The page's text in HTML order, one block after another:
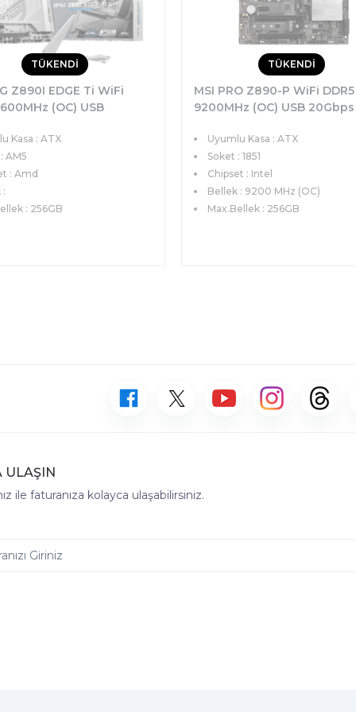
Z890I EDGE Ti WiFi
(OC) USB
5G LAN WiFi 7 mini
1851
Kasa : ATX
AM5
: Amd
:
: 256GB
TÜKENDİ
MSI PRO Z890-P WiFi DDR5
9200MHz (OC) USB 20Gbps
5G LAN WiFi 7 ATX Soket
Uyumlu Kasa : ATX
Soket : 1851
Chipset : Intel
Bellek : 9200 MHz (OC)
Max.Bellek : 256GB
TÜKENDİ
ULAŞIN
ile faturanıza kolayca ulaşabilirsiniz.